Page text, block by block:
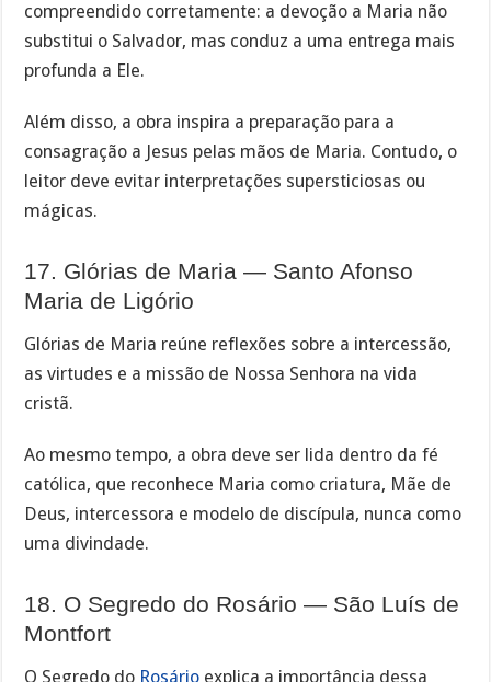
compreendido corretamente: a devoção a Maria não
substitui o Salvador, mas conduz a uma entrega mais
profunda a Ele.
Além disso, a obra inspira a preparação para a
consagração a Jesus pelas mãos de Maria. Contudo, o
leitor deve evitar interpretações supersticiosas ou
mágicas.
17. Glórias de Maria — Santo Afonso
Maria de Ligório
Glórias de Maria reúne reflexões sobre a intercessão,
as virtudes e a missão de Nossa Senhora na vida
cristã.
Ao mesmo tempo, a obra deve ser lida dentro da fé
católica, que reconhece Maria como criatura, Mãe de
Deus, intercessora e modelo de discípula, nunca como
uma divindade.
18. O Segredo do Rosário — São Luís de
Montfort
O Segredo do Rosário explica a importância dessa